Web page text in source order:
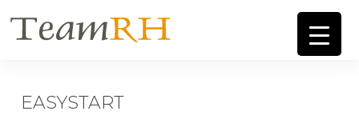
EASYSTART